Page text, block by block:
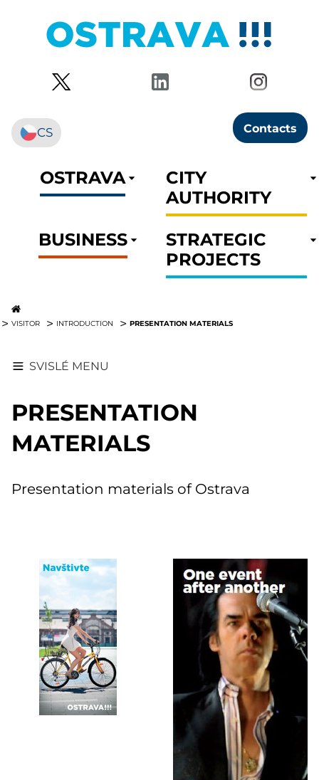
Contacts
CS
OSTRAVA
CITY
AUTHORITY
BUSINESS
STRATEGIC
PROJECTS
VISITOR INTRODUCTION PRESENTATION MATERIALS
SVISLÉ MENU
PRESENTATION
MATERIALS
Presentation materials of Ostrava